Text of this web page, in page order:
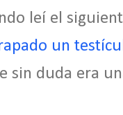
leí el
un
sin duda era